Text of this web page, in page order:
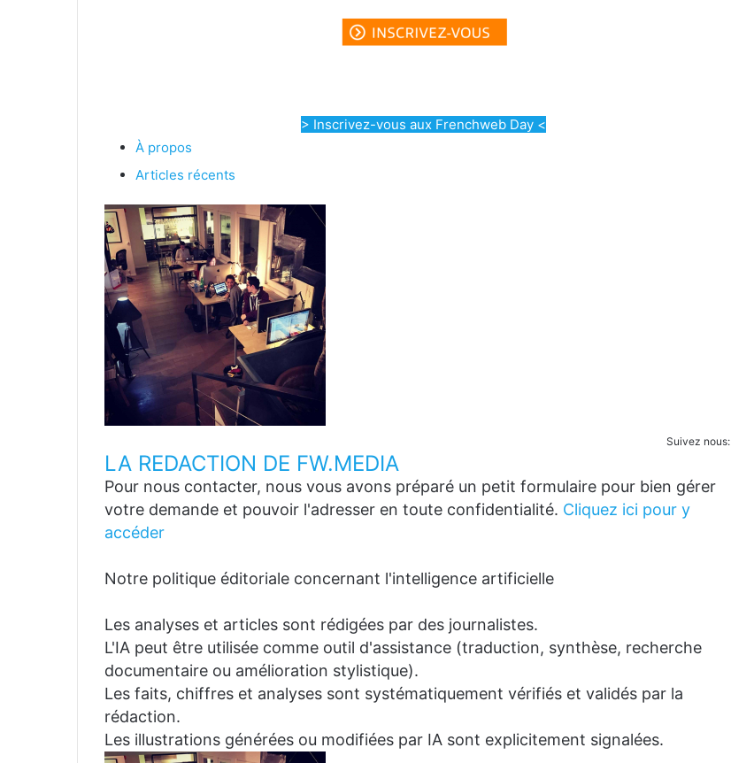
> Inscrivez-vous aux Frenchweb Day <
À propos
Articles récents
Suivez nous:
LA REDACTION DE FW.MEDIA
Pour nous contacter, nous vous avons préparé un petit formulaire pour bien gérer
votre demande et pouvoir l'adresser en toute confidentialité. Cliquez ici pour y
accéder
Notre politique éditoriale concernant l'intelligence artificielle
Les analyses et articles sont rédigées par des journalistes.
L'IA peut être utilisée comme outil d'assistance (traduction, synthèse, recherche
documentaire ou amélioration stylistique).
Les faits, chiffres et analyses sont systématiquement vérifiés et validés par la
rédaction.
Les illustrations générées ou modifiées par IA sont explicitement signalées.